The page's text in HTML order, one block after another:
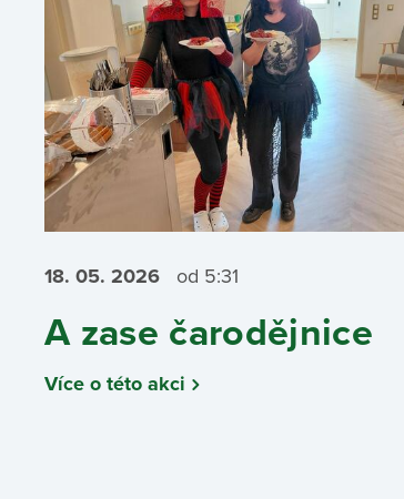
18. 05. 2026 od 5:31
A zase čarodějnice
Více o této akci